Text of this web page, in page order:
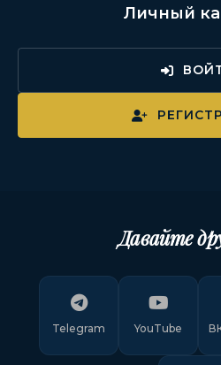
Личный
Давайте
Telegram YouTube